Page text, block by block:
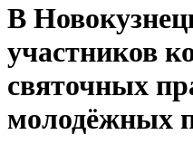
В
участников
святочных
молодёжных